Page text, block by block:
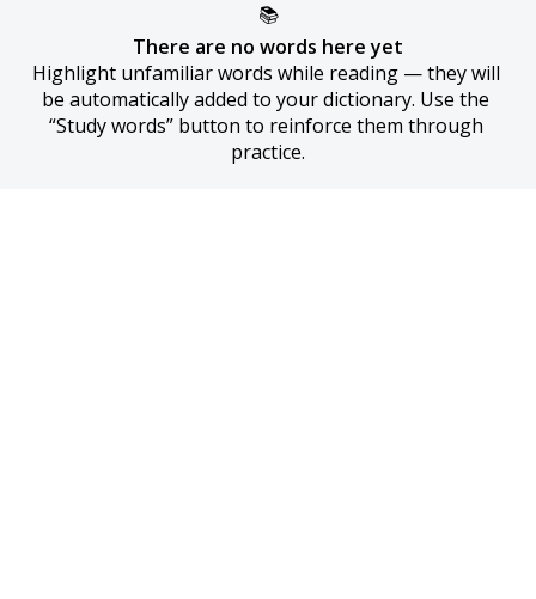
📚
There are no words here yet
Highlight unfamiliar words while reading — they will
be automatically added to your dictionary. Use the
“Study words” button to reinforce them through
practice.